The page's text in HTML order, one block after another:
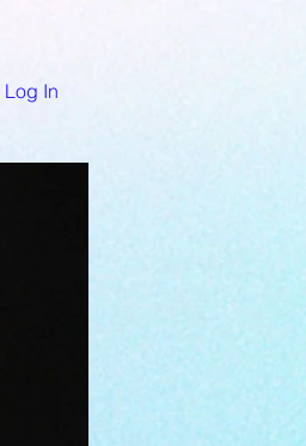
Log In